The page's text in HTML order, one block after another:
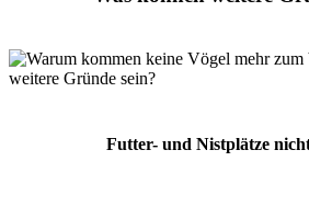
Futter- und Nistplätze